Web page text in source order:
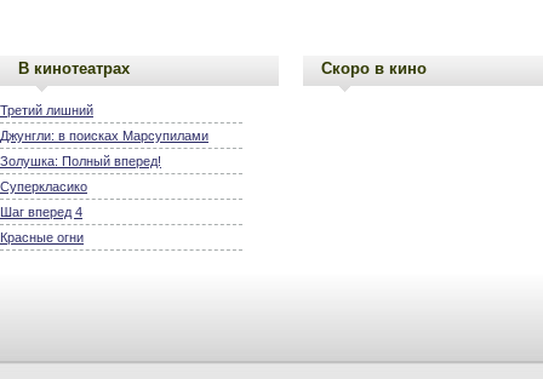
В кинотеатрах
Третий лишний
Джунгли: в поисках Марсупилами
Золушка: Полный вперед!
Суперкласико
Шаг вперед 4
Красные огни
Скоро в кино